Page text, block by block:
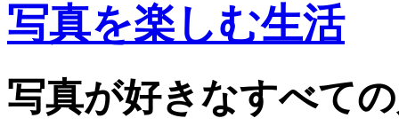
写真を楽しむ生活
写真が好きなすべて